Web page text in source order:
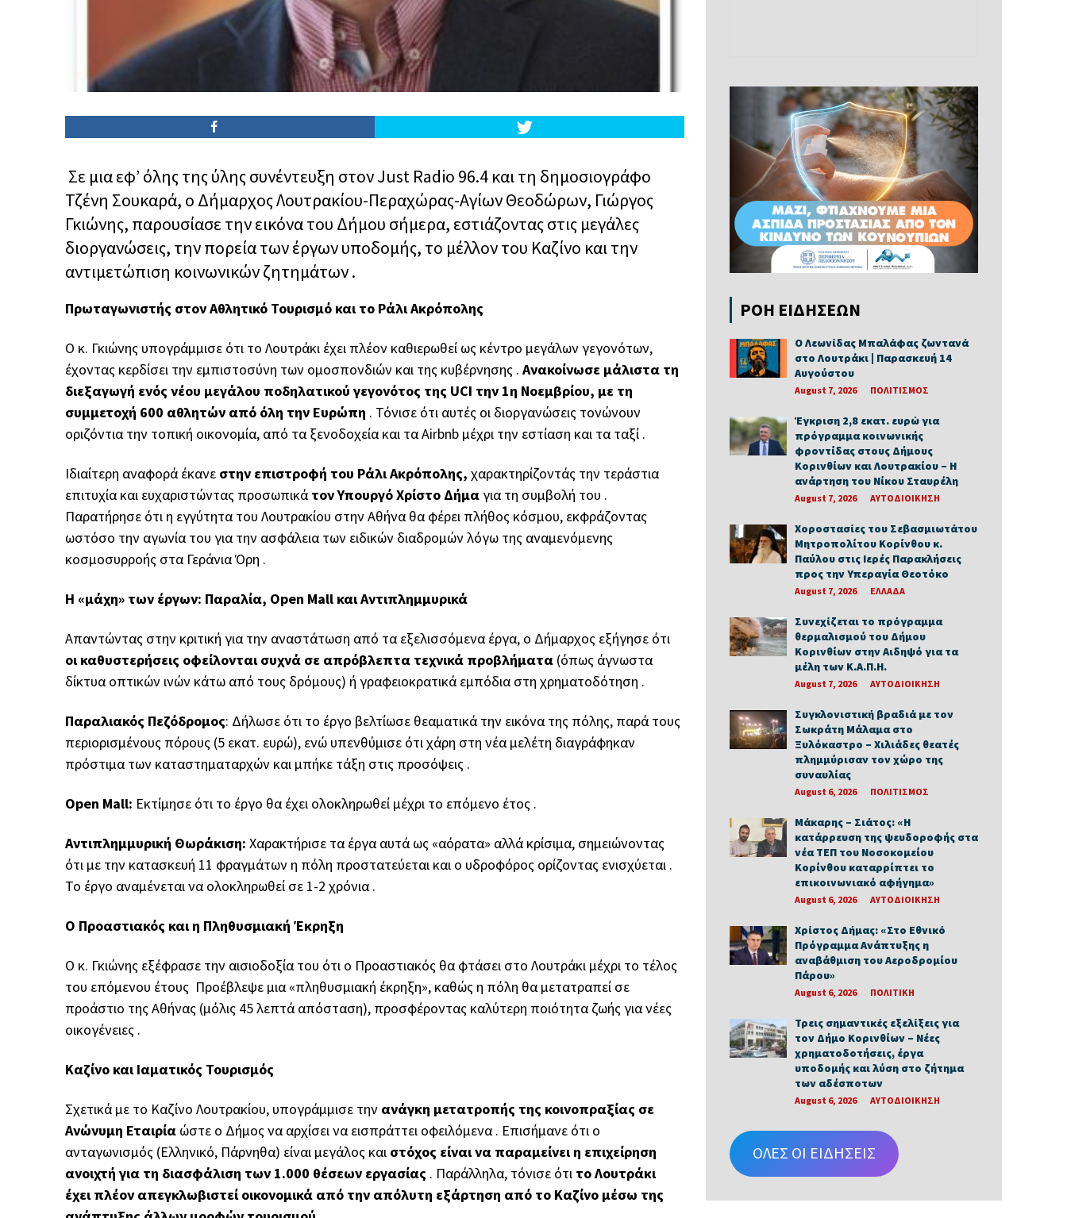
Σε μια εφ’ όλης της ύλης συνέντευξη στον Just Radio 96.4 και τη δημοσιογράφο
Τζένη Σουκαρά, ο Δήμαρχος Λουτρακίου-Περαχώρας-Αγίων Θεοδώρων, Γιώργος
Γκιώνης, παρουσίασε την εικόνα του Δήμου σήμερα, εστιάζοντας στις μεγάλες
διοργανώσεις, την πορεία των έργων υποδομής, το μέλλον του Καζίνο και την
αντιμετώπιση κοινωνικών ζητημάτων .
Πρωταγωνιστής στον Αθλητικό Τουρισμό και το Ράλι Ακρόπολης
Ο κ. Γκιώνης υπογράμμισε ότι το Λουτράκι έχει πλέον καθιερωθεί ως κέντρο μεγάλων γεγονότων,
έχοντας κερδίσει την εμπιστοσύνη των ομοσπονδιών και της κυβέρνησης . Ανακοίνωσε μάλιστα τη
διεξαγωγή ενός νέου μεγάλου ποδηλατικού γεγονότος της UCI την 1η Νοεμβρίου, με τη
συμμετοχή 600 αθλητών από όλη την Ευρώπη . Τόνισε ότι αυτές οι διοργανώσεις τονώνουν
οριζόντια την τοπική οικονομία, από τα ξενοδοχεία και τα Airbnb μέχρι την εστίαση και τα ταξί .
Ιδιαίτερη αναφορά έκανε στην επιστροφή του Ράλι Ακρόπολης, χαρακτηρίζοντάς την τεράστια
επιτυχία και ευχαριστώντας προσωπικάτον Υπουργό Χρίστο Δήμαγια τη συμβολή του .
Παρατήρησε ότι η εγγύτητα του Λουτρακίου στην Αθήνα θα φέρει πλήθος κόσμου, εκφράζοντας
ωστόσο την αγωνία του για την ασφάλεια των ειδικών διαδρομών λόγω της αναμενόμενης
κοσμοσυρροής στα Γεράνια Όρη .
Η «μάχη» των έργων: Παραλία, Open Mall και Αντιπλημμυρικά
Απαντώντας στην κριτική για την αναστάτωση από τα εξελισσόμενα έργα, ο Δήμαρχος εξήγησε ότι
οι καθυστερήσεις οφείλονται συχνά σε απρόβλεπτα τεχνικά προβλήματα (όπως άγνωστα
δίκτυα οπτικών ινών κάτω από τους δρόμους) ή γραφειοκρατικά εμπόδια στη χρηματοδότηση .
Παραλιακός Πεζόδρομος: Δήλωσε ότι το έργο βελτίωσε θεαματικά την εικόνα της πόλης, παρά τους
περιορισμένους πόρους (5 εκατ. ευρώ), ενώ υπενθύμισε ότι χάρη στη νέα μελέτη διαγράφηκαν
πρόστιμα των καταστηματαρχών και μπήκε τάξη στις προσόψεις .
Open Mall: Εκτίμησε ότι το έργο θα έχει ολοκληρωθεί μέχρι το επόμενο έτος .
Αντιπλημμυρική Θωράκιση: Χαρακτήρισε τα έργα αυτά ως «αόρατα» αλλά κρίσιμα, σημειώνοντας
ότι με την κατασκευή 11 φραγμάτων η πόλη προστατεύεται και ο υδροφόρος ορίζοντας ενισχύεται .
Το έργο αναμένεται να ολοκληρωθεί σε 1-2 χρόνια .
Ο Προαστιακός και η Πληθυσμιακή Έκρηξη
Ο κ. Γκιώνης εξέφρασε την αισιοδοξία του ότι ο Προαστιακός θα φτάσει στο Λουτράκι μέχρι το τέλος
του επόμενου έτους Προέβλεψε μια «πληθυσμιακή έκρηξη», καθώς η πόλη θα μετατραπεί σε
προάστιο της Αθήνας (μόλις 45 λεπτά απόσταση), προσφέροντας καλύτερη ποιότητα ζωής για νέες
οικογένειες .
Καζίνο και Ιαματικός Τουρισμός
Σχετικά με το Καζίνο Λουτρακίου, υπογράμμισε την ανάγκη μετατροπής της κοινοπραξίας σε
Ανώνυμη Εταιρία ώστε ο Δήμος να αρχίσει να εισπράττει οφειλόμενα . Επισήμανε ότι ο
ανταγωνισμός (Ελληνικό, Πάρνηθα) είναι μεγάλος και στόχος είναι να παραμείνει η επιχείρηση
ανοιχτή για τη διασφάλιση των 1.000 θέσεων εργασίας . Παράλληλα, τόνισε ότι το Λουτράκι
έχει πλέον απεγκλωβιστεί οικονομικά από την απόλυτη εξάρτηση από το Καζίνο μέσω της
ΡΟΗ ΕΙΔΗΣΕΩΝ
Ο Λεωνίδας Μπαλάφας ζωντανά
στο Λουτράκι | Παρασκευή 14
Αυγούστου
August 7, 2026 ΠΟΛΙΤΙΣΜΟΣ
Έγκριση 2,8 εκατ. ευρώ για
πρόγραμμα κοινωνικής
φροντίδας στους Δήμους
Κορινθίων και Λουτρακίου – Η
ανάρτηση του Νίκου Σταυρέλη
August 7, 2026 ΑΥΤΟΔΙΟΙΚΗΣΗ
Χοροστασίες του Σεβασμιωτάτου
Μητροπολίτου Κορίνθου κ.
Παύλου στις Ιερές Παρακλήσεις
προς την Υπεραγία Θεοτόκο
August 7, 2026 ΕΛΛΑΔΑ
Συνεχίζεται το πρόγραμμα
θερμαλισμού του Δήμου
Κορινθίων στην Αιδηψό για τα
μέλη των Κ.Α.Π.Η.
August 7, 2026 ΑΥΤΟΔΙΟΙΚΗΣΗ
Συγκλονιστική βραδιά με τον
Σωκράτη Μάλαμα στο
Ξυλόκαστρο – Χιλιάδες θεατές
πλημμύρισαν τον χώρο της
συναυλίας
August 6, 2026 ΠΟΛΙΤΙΣΜΟΣ
Μάκαρης – Σιάτος: «Η
κατάρρευση της ψευδοροφής στα
νέα ΤΕΠ του Νοσοκομείου
Κορίνθου καταρρίπτει το
επικοινωνιακό αφήγημα»
August 6, 2026 ΑΥΤΟΔΙΟΙΚΗΣΗ
Χρίστος Δήμας: «Στο Εθνικό
Πρόγραμμα Ανάπτυξης η
αναβάθμιση του Αεροδρομίου
Πάρου»
August 6, 2026 ΠΟΛΙΤΙΚΗ
Τρεις σημαντικές εξελίξεις για
τον Δήμο Κορινθίων – Νέες
χρηματοδοτήσεις, έργα
υποδομής και λύση στο ζήτημα
των αδέσποτων
August 6, 2026 ΑΥΤΟΔΙΟΙΚΗΣΗ
ΟΛΕΣ ΟΙ ΕΙΔΗΣΕΙΣ